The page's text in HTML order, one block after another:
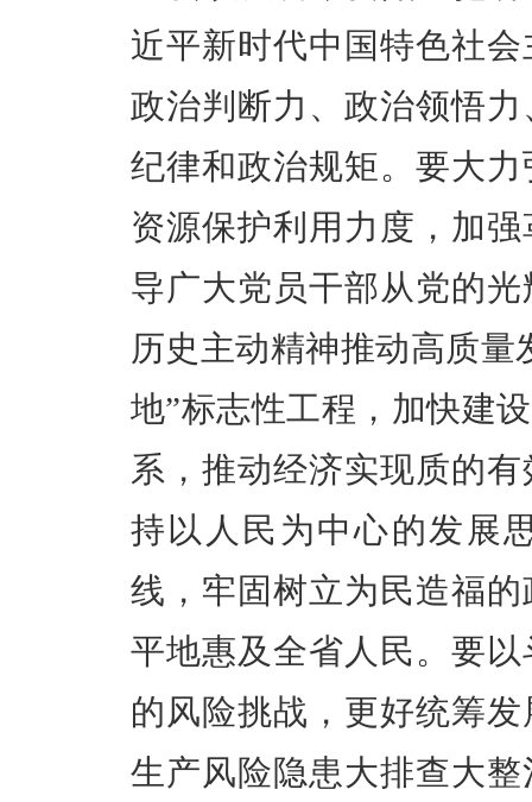
近平新时代中国特色社
政治判断力、政治领悟
纪律和政治规矩。要大
资源保护利用力度，加
导广大党员干部从党的
历史主动精神推动高质
地”标志性工程，加快建
系，推动经济实现质的
持以人民为中心的发展
线，牢固树立为民造福
平地惠及全省人民。要
的风险挑战，更好统筹
生产风险隐患大排查大